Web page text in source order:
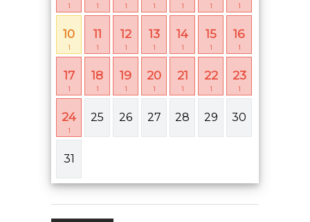
1 1 1 1 1 1 1
10
1
11
1
12
1
13
1
14
1
15
1
16
1
17
1
18
1
19
1
20
1
21
1
22
1
23
1
24
1
25 26 27 28 29 30
31